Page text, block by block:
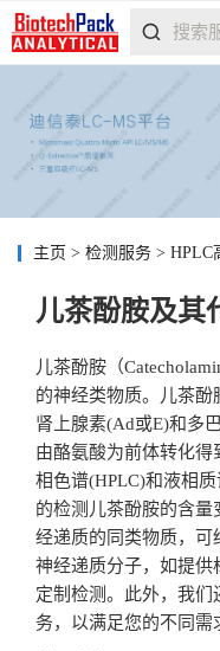
主页 > 检测服务 > HPLC
儿茶酚胺及其
儿茶酚胺（
的神经类物质。儿茶
肾上腺素(Ad或E)和多
由酪氨酸为前体转化得
相色谱(HPLC)和液相
的检测儿茶酚胺的含
经递质的同类物质，可
神经递质分子，如提供
定制检测。此外，我们
务，以满足您的不同需